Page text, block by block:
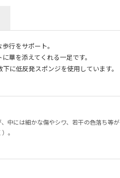
行をサポート。
華を添えてくれる一足です。
に低反発スポンジを使用しています。
中には細かな傷やシワ、若干の色落ち等が
。